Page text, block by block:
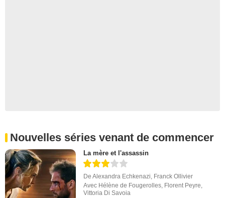
Nouvelles séries venant de commencer
La mère et l'assassin
DeAlexandra Echkenazi, Franck Ollivier
Avec Hélène de Fougerolles, Florent Peyre,
Vittoria Di Savoia